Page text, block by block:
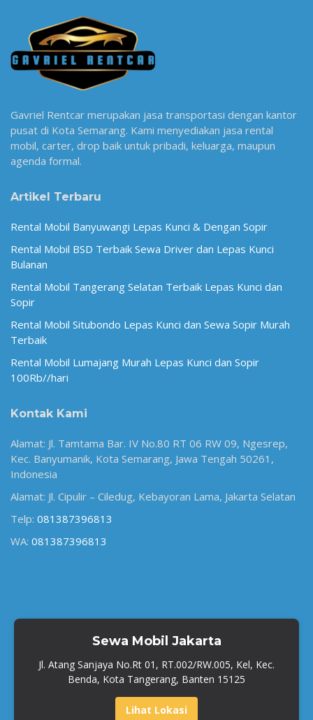
Gavriel Rentcar merupakan jasa transportasi dengan kantor
pusat di Kota Semarang. Kami menyediakan jasa rental
mobil, carter, drop baik untuk pribadi, keluarga, maupun
agenda formal.
Artikel Terbaru
Rental Mobil Banyuwangi Lepas Kunci & Dengan Sopir
Rental Mobil BSD Terbaik Sewa Driver dan Lepas Kunci
Bulanan
Rental Mobil Tangerang Selatan Terbaik Lepas Kunci dan
Sopir
Rental Mobil Situbondo Lepas Kunci dan Sewa Sopir Murah
Terbaik
Rental Mobil Lumajang Murah Lepas Kunci dan Sopir
100Rb//hari
Kontak Kami
Alamat: Jl. Tamtama Bar. IV No.80 RT 06 RW 09, Ngesrep,
Kec. Banyumanik, Kota Semarang, Jawa Tengah 50261,
Indonesia
Alamat: Jl. Cipulir – Ciledug, Kebayoran Lama, Jakarta Selatan
Telp: 081387396813
WA: 081387396813
Sewa Mobil Jakarta
Jl. Atang Sanjaya No.Rt 01, RT.002/RW.005, Kel, Kec.
Benda, Kota Tangerang, Banten 15125
Lihat Lokasi